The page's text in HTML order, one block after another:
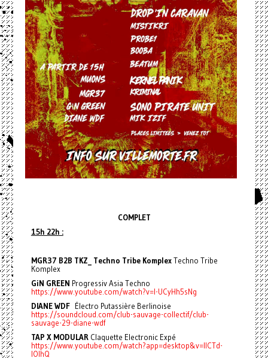
COMPLET
15h 22h :
MGR37 B2B TKZ_ Techno Tribe KomplexTechno Tribe
Komplex
GiN GREEN Progressiv Asia Techno
https://www.youtube.com/watch?v=l-UCyHh5sNg
DIANE WDFÉlectro Putassière Berlinoise
https://soundcloud.com/club-sauvage-collectif/club-
sauvage-29-diane-wdf
TAP X MODULARClaquette Electronic Expé
https://www.youtube.com/watch?app=desktop&v=IICTd-
lOlhQ